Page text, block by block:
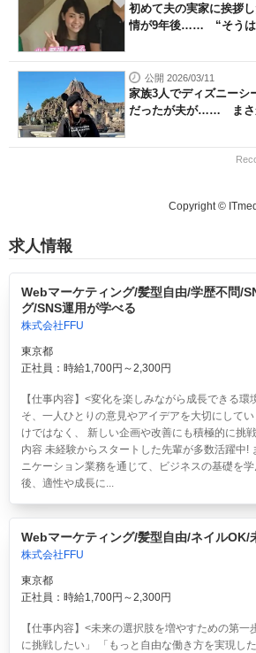
初めて夫の実家に挨拶
情が9年後…… “そうは
公開 2026/03/11
家族3人でディズニー
だったが夫が…… まさ
Copyright ©
求人情報
Webマーケティング/髪型自由/学歴不問/
グ/SNS運用が学べる
株式会社FFU
東京都
正社員：時給1,700円～2,300円
【仕事内容】<変化を楽しみながら成長できる環
そ、一人ひとりの意見やアイデアを大切にして
けではなく、 新しい企画や改善にも積極的に挑
内容 未経験からスタートした先輩が多数活躍中!
ニケーション業務を通じて、ビジネスの基礎を
後、適性や成長に...
Webマーケティング/髪型自由/ネイルOK/
株式会社FFU
東京都
正社員：時給1,700円～2,300円
【仕事内容】<未来の選択肢を増やすための第一
に挑戦したい」 「もっと自由な働き方を実現し